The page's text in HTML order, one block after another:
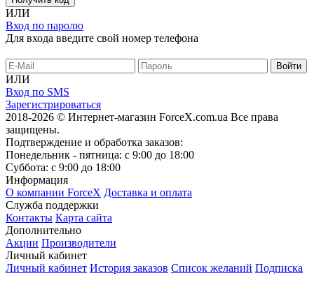
ИЛИ
Вход по паролю
Для входа введите свой номер телефона
ИЛИ
Вход по SMS
Зарегистрироваться
2018-2026 © Интернет-магазин ForceX.com.ua Все права
защищены.
Подтверждение и обработка заказов:
Понедельник - пятница: с 9:00 до 18:00
Суббота: с 9:00 до 18:00
Информация
О компании ForceX Доставка и оплата
Служба поддержки
Контакты Карта сайта
Дополнительно
Акции Производители
Личный кабинет
Личный кабинет История заказов Список желаний Подписка